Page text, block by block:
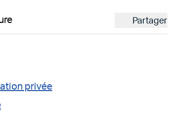
Partager
privée